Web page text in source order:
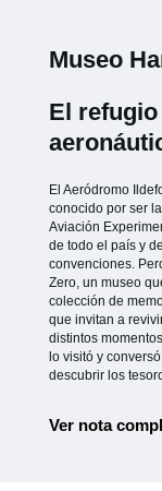
Museo
El
El Aeródromo
conocido por ser
Aviación
de todo el país y
convenciones.
Zero, un museo
colección de
que invitan a
distintos
lo visitó y
descubrir los
Ver nota